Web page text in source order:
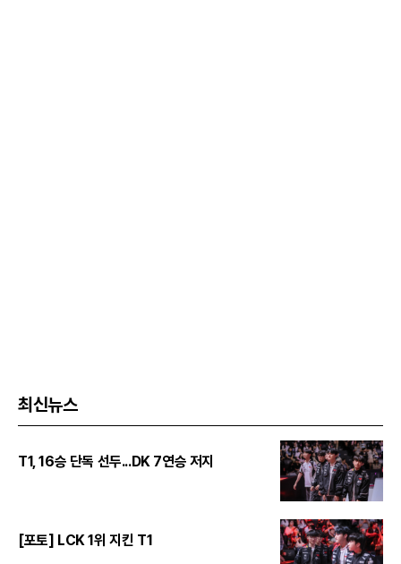
최신뉴스
T1, 16승 단독 선두...DK 7연승 저지
[포토] LCK 1위 지킨 T1